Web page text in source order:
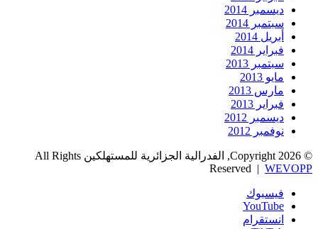
ديسمبر 2014
سبتمبر 2014
أبريل 2014
فبراير 2014
سبتمبر 2013
مايو 2013
مارس 2013
فبراير 2013
ديسمبر 2012
نوفمبر 2012
© Copyright 2026, الفدرالية الجزائرية للمستهلكين All Rights
Reserved | WEVOPP
فيسبوك
‫YouTube
انستقرام